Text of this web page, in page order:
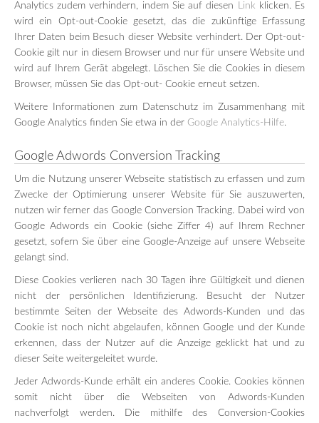
Analytics zudem verhindern, indem Sie auf diesen
Link klicken. Es
wird ein Opt-out-Cookie gesetzt, das die zukünftige Erfassung
Ihrer Daten beim Besuch dieser Website verhindert. Der Opt-out-
Cookie gilt nur in diesem Browser und nur für unsere Website und
wird auf Ihrem Gerät abgelegt. Löschen Sie die Cookies in diesem
Browser, müssen Sie das Opt-out- Cookie erneut setzen.
Weitere Informationen zum Datenschutz im Zusammenhang mit
Google Analytics finden Sie etwa in der Google Analytics-Hilfe.
Google Adwords Conversion Tracking
Um die Nutzung unserer Webseite statistisch zu erfassen und zum
Zwecke der Optimierung unserer Website für Sie auszuwerten,
nutzen wir ferner das Google Conversion Tracking. Dabei wird von
Google Adwords ein Cookie (siehe Ziffer 4) auf Ihrem Rechner
gesetzt, sofern Sie über eine Google-Anzeige auf unsere Webseite
gelangt sind.
Diese Cookies verlieren nach 30 Tagen ihre Gültigkeit und dienen
nicht der persönlichen Identifizierung. Besucht der Nutzer
bestimmte Seiten der Webseite des Adwords-Kunden und das
Cookie ist noch nicht abgelaufen, können Google und der Kunde
erkennen, dass der Nutzer auf die Anzeige geklickt hat und zu
dieser Seite weitergeleitet wurde.
Jeder Adwords-Kunde erhält ein anderes Cookie. Cookies können
somit nicht über die Webseiten von Adwords-Kunden
nachverfolgt werden. Die mithilfe des Conversion-Cookies